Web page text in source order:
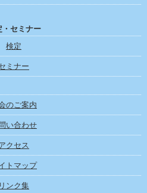
・セミナー
検定
ミナー
のご案内
い合わせ
クセス
トマップ
リンク集